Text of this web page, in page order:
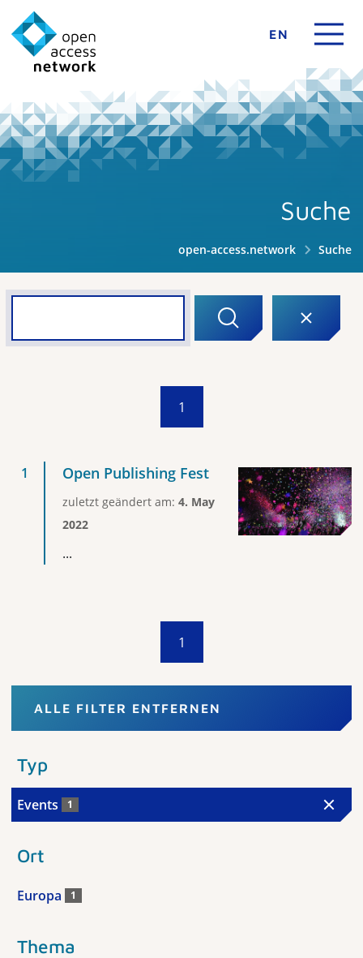
EN
Suche
open-access.network Suche
1
Open Publishing Fest
zuletzt geändert am: 4. May
2022
...
1
ALLE FILTER ENTFERNEN
Typ
Events 1
Ort
Europa 1
Thema